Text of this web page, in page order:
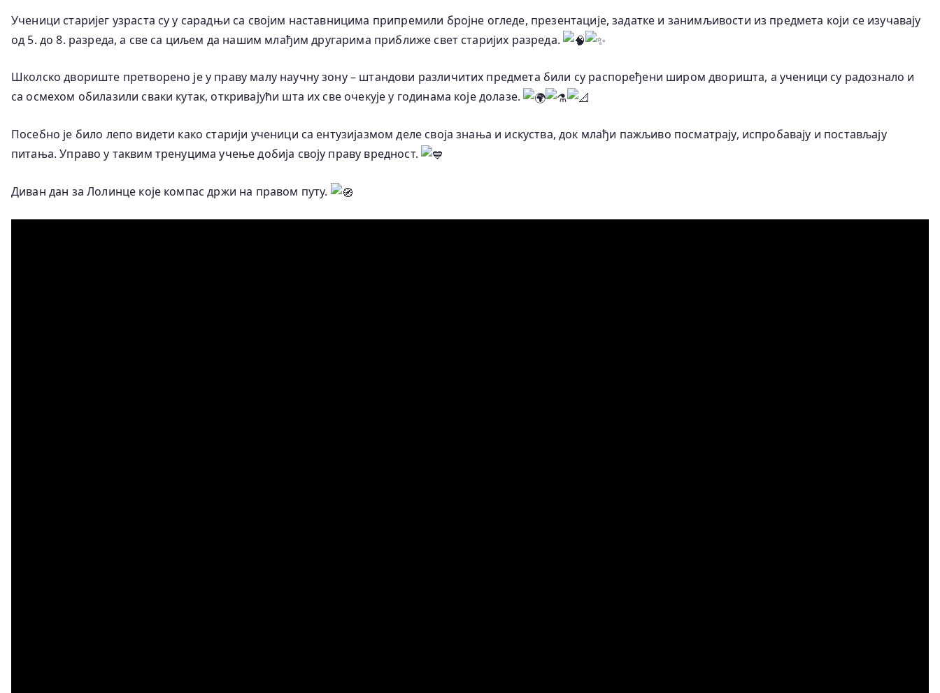
Ученици старијег узраста су у сарадњи са својим наставницима припремили бројне огледе, презентације, задатке и занимљивости из предмета који се изучавају
од 5. до 8. разреда, а све са циљем да нашим млађим другарима приближе свет старијих разреда.
Школско двориште претворено је у праву малу научну зону – штандови различитих предмета били су распоређени широм дворишта, а ученици су радознало и
са осмехом обилазили сваки кутак, откривајући шта их све очекује у годинама које долазе.
Посебно је било лепо видети како старији ученици са ентузијазмом деле своја знања и искуства, док млађи пажљиво посматрају, испробавају и постављају
питања. Управо у таквим тренуцима учење добија своју праву вредност.
Диван дан за Лолинце које компас држи на правом путу.